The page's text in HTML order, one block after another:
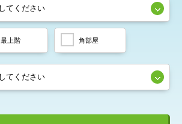
最上階 角部屋